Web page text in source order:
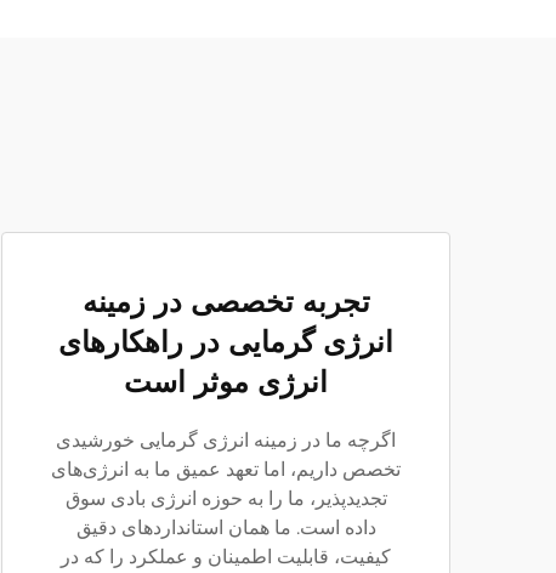
تجربه تخصصی در زمینه
انرژی گرمایی در راهکارهای
انرژی موثر است
اگرچه ما در زمینه انرژی گرمایی خورشیدی
تخصص داریم، اما تعهد عمیق ما به انرژی‌های
تجدیدپذیر، ما را به حوزه انرژی بادی سوق
داده است. ما همان استانداردهای دقیق
کیفیت، قابلیت اطمینان و عملکرد را که در